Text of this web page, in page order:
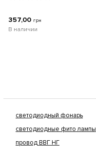
357,00 грн
В наличии
светодиодный фонарь
светодиодные фито лампы
провод ВВГ НГ